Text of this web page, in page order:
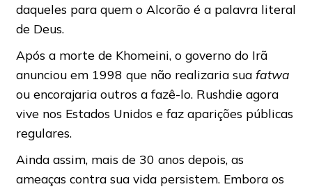
daqueles para quem o Alcorão é a palavra literal
de Deus.
Após a morte de Khomeini, o governo do Irã
anunciou em 1998 que não realizaria sua fatwa
ou encorajaria outros a fazê-lo. Rushdie agora
vive nos Estados Unidos e faz aparições públicas
regulares.
Ainda assim, mais de 30 anos depois, as
ameaças contra sua vida persistem. Embora os